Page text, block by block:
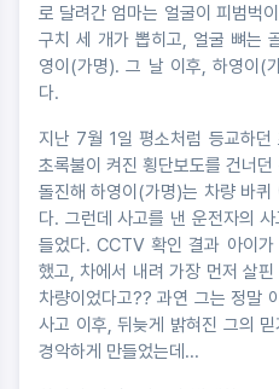
로 달려간 엄마는 얼굴이 피범벅
구치 세 개가 뽑히고, 얼굴 뼈는
영이(가명). 그 날 이후, 하영이(
다.
지난 7월 1일 평소처럼 등교하
초록불이 켜진 횡단보도를 건너
돌진해 하영이(가명)는 차량 바
다. 그런데 사고를 낸 운전자의
들었다. CCTV 확인 결과 아이가
했고, 차에서 내려 가장 먼저 살
차량이었다고?? 과연 그는 정말
사고 이후, 뒤늦게 밝혀진 그의
경악하게 만들었는데...